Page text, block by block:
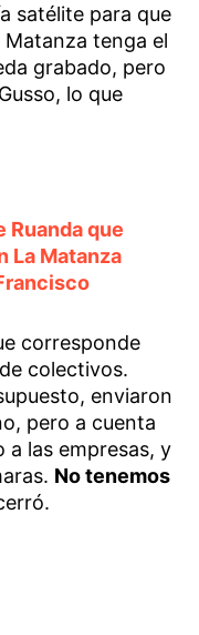
satélite para que
tenga el
grabado, pero
lo que
Ruanda que
La Matanza
corresponde
colectivos.
enviaron
pero a cuenta
a las empresas, y
No tenemos